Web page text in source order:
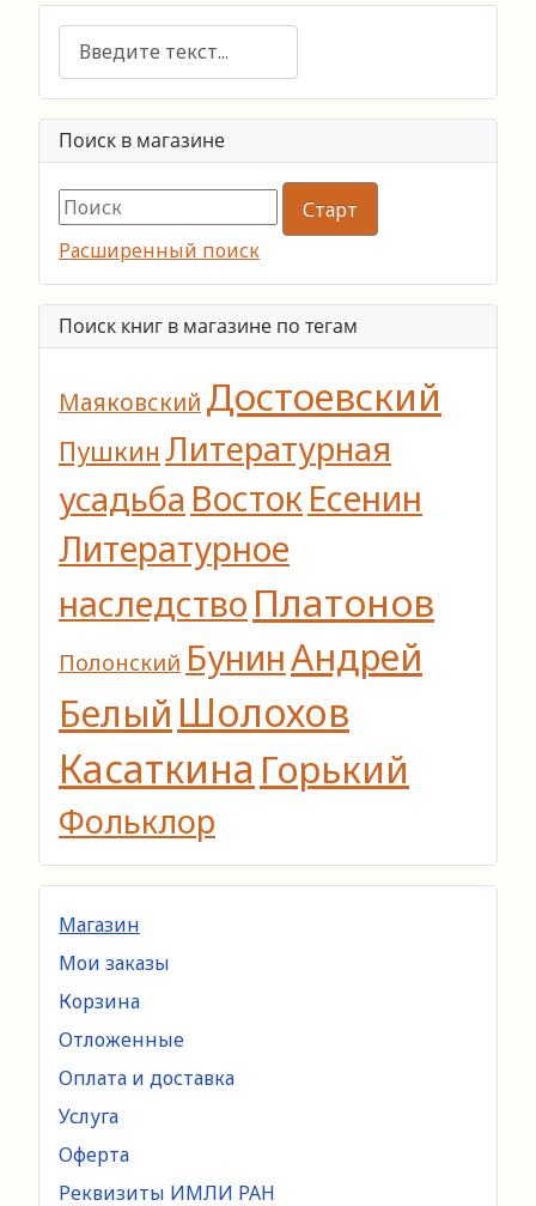
Поиск
Поиск в магазине
Расширенный поиск
Поиск книг в магазине по тегам
Маяковский Достоевский
Пушкин Литературная
усадьба ВостокЕсенин
Литературное
наследство Платонов
Полонский БунинАндрей
Белый Шолохов
Касаткина Горький
Фольклор
Магазин
Мои заказы
Корзина
Отложенные
Оплата и доставка
Услуга
Оферта
Реквизиты ИМЛИ РАН